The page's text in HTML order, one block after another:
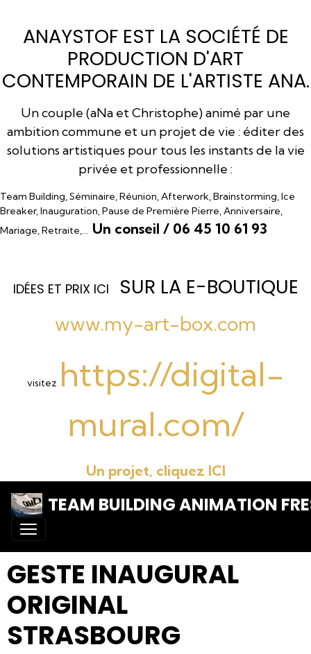
ANAYSTOF EST LA SOCIÉTÉ DE
PRODUCTION D'ART
CONTEMPORAIN DE L'ARTISTE ANA.
Un couple (aNa et Christophe) animé par une
ambition commune et un projet de vie : éditer des
solutions artistiques pour tous les instants de la vie
privée et professionnelle :
Team Building, Séminaire, Réunion, Afterwork, Brainstorming, Ice
Breaker, Inauguration, Pause de Première Pierre, Anniversaire,
Mariage, Retraite,… Un conseil / 06 45 10 61 93
IDÉES ET PRIX ICI SUR LA E-BOUTIQUE
www.my-art-box.com
visitez https://digital-
mural.com/
Un projet, cliquez ICI
TEAM BUILDING ANIMATION
GESTE INAUGURAL
ORIGINAL
STRASBOURG